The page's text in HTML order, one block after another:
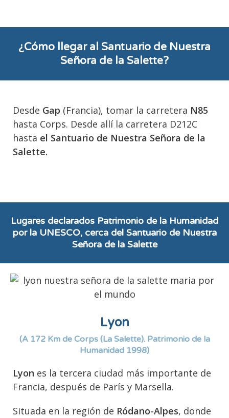
¿Cómo llegar al Santuario de Nuestra
Señora de la Salette?
Desde Gap (Francia), tomar la carretera N85
hasta Corps. Desde allí la carretera D212C
hasta el Santuario de Nuestra Señora de la
Salette.
Lugares declarados Patrimonio de la Humanidad
por la UNESCO, cerca del Santuario de Nuestra
Señora de la Salette
Lyon
(A 172 Km de Corps (La Salette). Patrimonio de la
Humanidad 1998)
Lyon es la tercera ciudad más importante de
Francia, después de París y Marsella.
Situada en la región de Ródano-Alpes, donde